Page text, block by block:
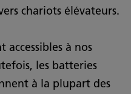
chariots élévateurs.
accessibles à nos
les batteries
à la plupart des